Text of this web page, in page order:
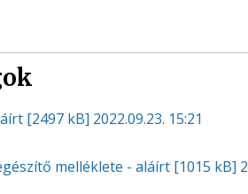
[2497 kB] 2022.09.23. 15:21
melléklete - aláírt [1015 kB]